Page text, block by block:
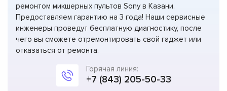
ремонтом микшерных пультов Sony в Казани.
Предоставляем гарантию на 3 года! Наши сервисные
инженеры проведут бесплатную диагностику, после
чего вы сможете отремонтировать свой гаджет или
отказаться от ремонта.
Горячая линия:
+7 (843) 205-50-33